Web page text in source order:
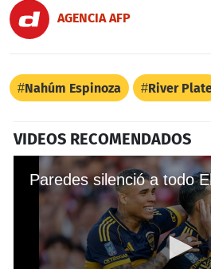
AGENCIA AFP
Nahúm Espinoza River
VIDEOS RECOMENDADOS